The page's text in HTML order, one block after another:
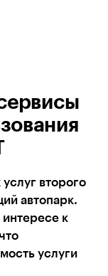
второго
автопарк.
интересе к
услуги